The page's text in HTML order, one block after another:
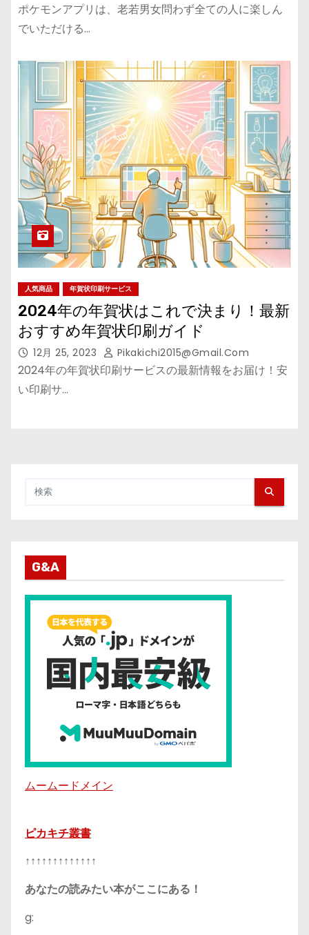
ポケモンアプリは、老若男女問わず全ての人に楽しん
でいただける…
人気商品 年賀状印刷サービス
2024年の年賀状はこれで決まり！最新
おすすめ年賀状印刷ガイド
12月 25, 2023 Pikakichi2015@gmail.com
2024年の年賀状印刷サービスの最新情報をお届け！安
い印刷サ…
G&A
ムームードメイン
ピカキチ叢書
↑↑↑↑↑↑↑↑↑↑↑↑↑
あなたの読みたい本がここにある！
g: